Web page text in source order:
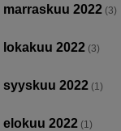
marraskuu 2022 (3)
lokakuu 2022 (3)
syyskuu 2022 (1)
elokuu 2022 (1)